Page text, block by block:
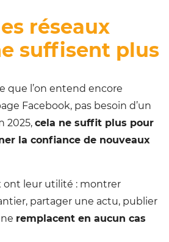
réseaux
suffisent plus
que l’on entend encore
Facebook, pas besoin d’un
2025, cela ne suffit plus pour
la confiance de nouveaux
ont leur utilité : montrer
partager une actu, publier
remplacent en aucun cas